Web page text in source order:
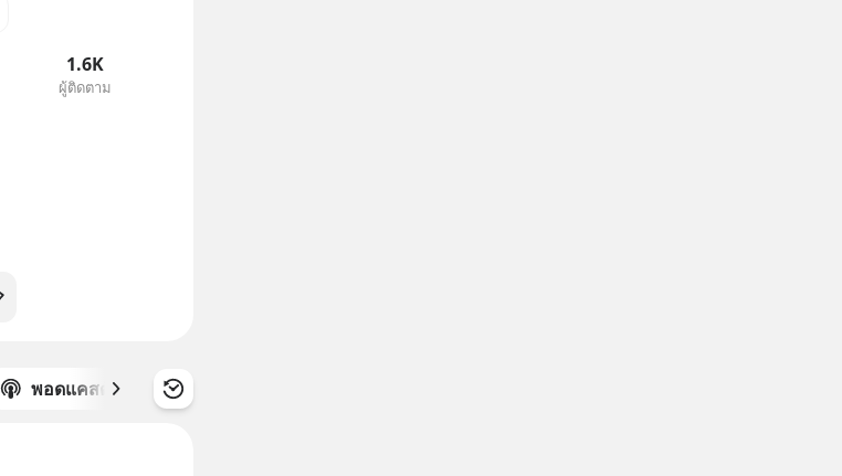
1.6K
ผู้ติดตาม
พอดแคสต์ ซีรีส์